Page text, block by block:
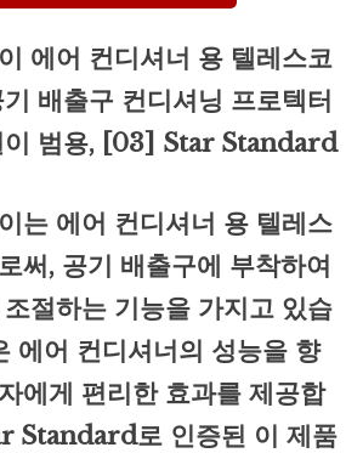
에어 컨디셔너 용 텔레스코
배출구 컨디셔닝 프로텍터
이 범용, [03] Star Standard
는 에어 컨디셔너 용 텔레스
써, 공기 배출구에 부착하여
절하는 기능을 가지고 있습
에어 컨디셔너의 성능을 향
에게 편리한 효과를 제공합
Standard로 인증된 이 제품